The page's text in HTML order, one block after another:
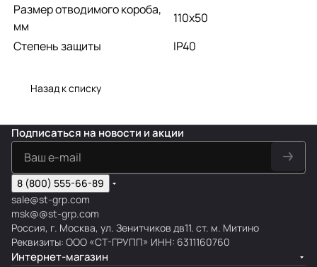
Размер отводимого короба,
мм
110х50
Степень защиты
IP40
Назад к списку
Подписаться на новости и акции
8 (800) 555-66-89
sale@st-grp.com
msk@@st-grp.com
Россия, г. Москва, ул. Зенитчиков дв11. ст. м. Митино
Реквизиты: ООО «СТ-ГРУПП» ИНН: 6311160760
Интернет-магазин